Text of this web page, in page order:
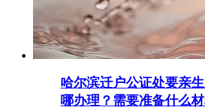
哈尔滨迁户公证处要亲
哪办理？需要准备什么材